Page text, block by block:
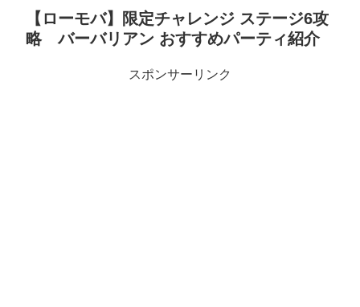
【ローモバ】限定チャレンジ ステージ6攻
略 バーバリアン おすすめパーティ紹介
スポンサーリンク